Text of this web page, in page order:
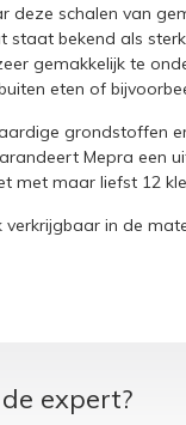
deze schalen van
staat bekend als
gemakkelijk te
eten of
grondstoffen
Mepra een
met maar liefst 12
verkrijgbaar in de
expert?